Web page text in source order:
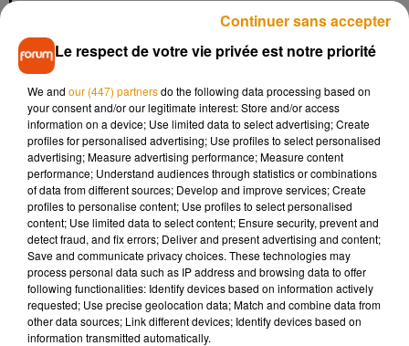
été abandonné dans un fossé, vêtu d'un simple caleçon» >
https://t.co/5FG8Ca1EEh
— Briac Trébert (@BriacTrebert)
Il y a 10 jours, Oliver avait été roué de coups au bord du canal
de l’Ourcq. La scène d’une extrême violence avait été
diffusée sur le réseau social Snapchat. Son corps a donc été
retrouvé dans un fossé à 250 kilomètres de Noisy-le-Sec,
sans que l’on sache si le jeune homme était encore vivant au
moment où il a été abandonné en Touraine. Quatre
personnes ont été interpellées dans cette affaire.
Musique
Le respect de votre vie privée est notre priorité
We and our (447) partnersdo the following data processing based on
your consent and/or our legitimate interest: Store and/or access
information on a device; Use limited data to select advertising; Create
profiles for personalised advertising; Use profiles to select personalised
advertising; Measure advertising performance; Measure content
performance; Understand audiences through statistics or combinations
of data from different sources; Develop and improve services; Create
profiles to personalise content; Use profiles to select personalised
content; Use limited data to select content; Ensure security, prevent and
detect fraud, and fix errors; Deliver and present advertising and content;
Save and communicate privacy choices. These technologies may
process personal data such as IP address and browsing data to offer
following functionalities: Identify devices based on information actively
requested; Use precise geolocation data; Match and combine data from
other data sources; Link different devices; Identify devices based on
information transmitted automatically.
Continuer sans accepter